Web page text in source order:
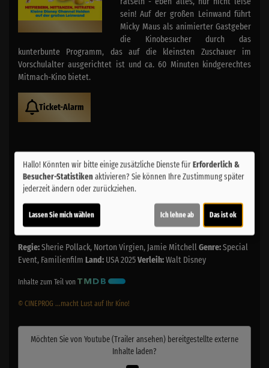
sein! Auf der großen Leinwand führt
Micky Maus als animierter Gastgeber
die Kinobesucher durch das
kunterbunte Programm, das auf die kleinsten Zuschauer im
Vorschulalter ausgerichtet ist und ca. 60 Minuten kindgerechtes
Mitmach-Kino bietet.
Ticket-Alarm
Altersfreigabe:
Laufzeit:ca. 63 min.
Regie:Sherie Pollack, Norton Virgien, Jamie MitchellGenre:Special
Event, Familienfilm Land: USA 2025Verleih:Walt Disney
Inhalte zum Teil von
© CINEPROG ...macht Lust auf Ihr Kino!
Möchten Sie von Youtube (Trailer ansehen) bereitgestellte externe
Inhalte laden?
Hallo! Könnten wir bitte einige zusätzliche Dienste fürErforderlich &
Besucher-Statistikenaktivieren? Sie können Ihre Zustimmung später
jederzeit ändern oder zurückziehen.
Lassen Sie mich wählen Ich lehne ab Das ist ok